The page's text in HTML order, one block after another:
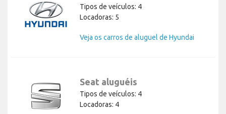
Tipos de veículos: 4
Locadoras: 5
Veja os carros de aluguel de Hyundai
Seat aluguéis
Tipos de veículos: 4
Locadoras: 4